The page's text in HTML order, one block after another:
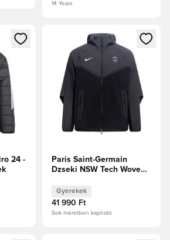
14 Years
a bejelentkezéshez vagy a tagként
24 -
Megnyit egy modált a
Paris Saint-Germain
Dzseki NSW Tech Woven
Gyerek
Gyerekek
41 990 Ft
Sok méretben kapható